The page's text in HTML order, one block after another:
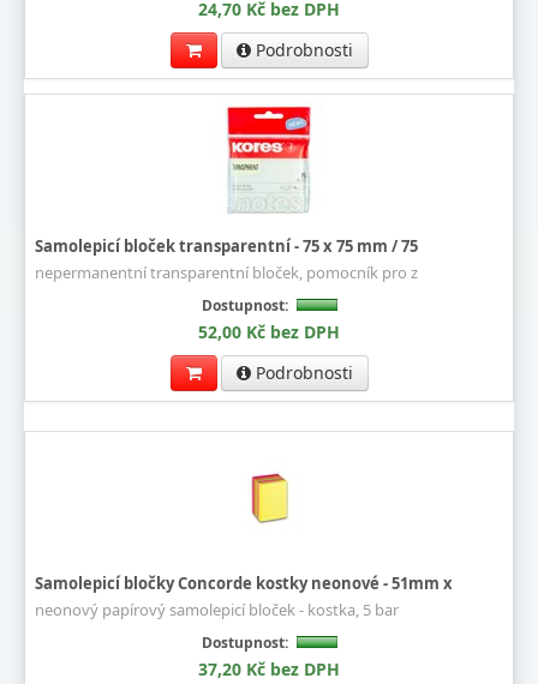
24,70 Kč bez DPH
Podrobnosti
Samolepicí bloček transparentní - 75 x 75 mm / 75
nepermanentní transparentní bloček, pomocník pro z
Dostupnost:
52,00 Kč bez DPH
Podrobnosti
Samolepicí bločky Concorde kostky neonové - 51mm x
neonový papírový samolepicí bloček - kostka, 5 bar
Dostupnost:
37,20 Kč bez DPH